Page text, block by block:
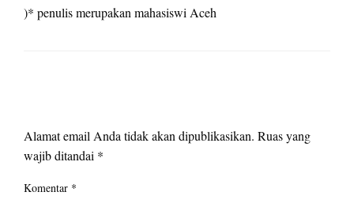
)* penulis merupakan mahasiswi Aceh
Alamat email Anda tidak akan dipublikasikan. Ruas yang
wajib ditandai *
Komentar *